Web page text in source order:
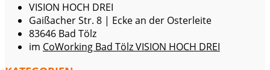
VISION HOCH DREI
Gaißacher Str. 8 | Ecke an der Osterleite
83646 Bad Tölz
im CoWorking Bad Tölz VISION HOCH DREI